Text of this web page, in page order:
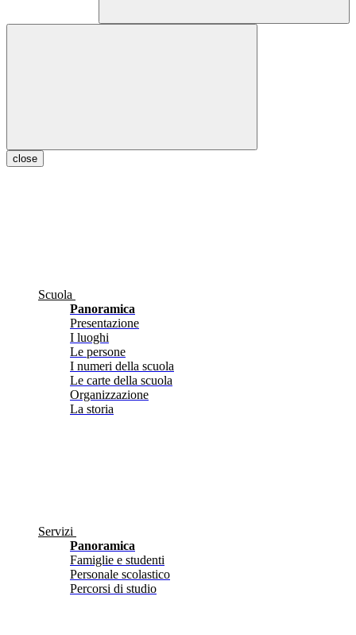
close
Scuola
Panoramica
Presentazione
I luoghi
Le persone
I numeri della scuola
Le carte della scuola
Organizzazione
La storia
Servizi
Panoramica
Famiglie e studenti
Personale scolastico
Percorsi di studio